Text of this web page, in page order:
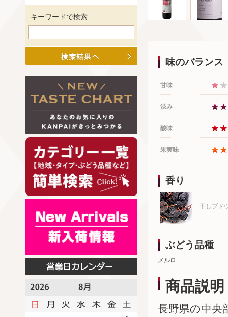
味のバランス
甘味
渋み
酸味
果実味
香り
干しブド
ぶどう品種
メルロ
商品説明
長野県の中央
キーワードで検索